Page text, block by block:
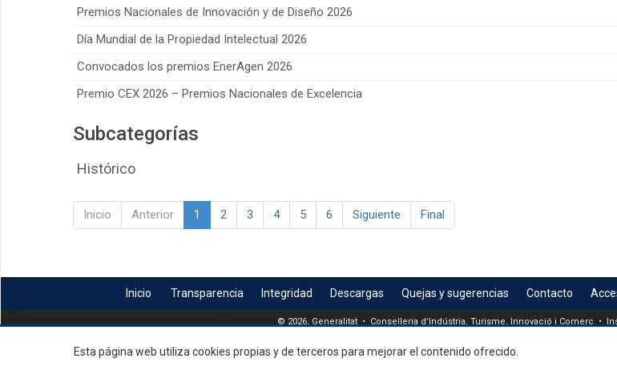
Premios Nacionales de Innovación y de Diseño 2026
Día Mundial de la Propiedad Intelectual 2026
Convocados los premios EnerAgen 2026
Premio CEX 2026 – Premios Nacionales de Excelencia
Subcategorías
Histórico
Inicio Anterior 1 2 3 4 5 6 Siguiente Final
Inicio Transparencia Integridad Descargas Quejas y sugerencias Contacto
© 2026, Generalitat • Conselleria d’Indústria, Turisme, Innovació i Comerç •
Esta página web utiliza cookies propias y de terceros para mejorar el contenido ofrecido.